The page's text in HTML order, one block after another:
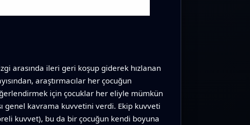
arasında ileri geri koşup giderek hızlanan
araştırmacılar her çocuğun
için çocuklar her eliyle mümkün
genel kavrama kuvvetini verdi. Ekip kuvveti
kuvvet), bu da bir çocuğun kendi boyuna